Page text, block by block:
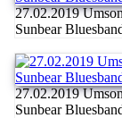
27.02.2019
Sunbear
27.02.2019
Sunbear